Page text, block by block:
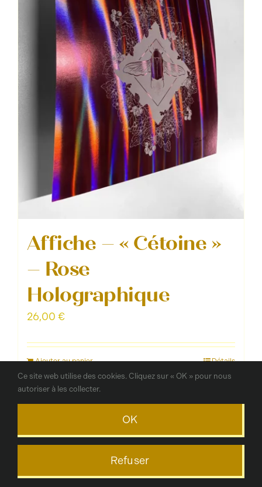
Affiche – « Cétoine »
– Rose
Holographique
26,00 €
Ajouter au panier Détails
Ce site web utilise des cookies. Cliquez sur « OK » pour nous
autoriser à les collecter.
OK
Refuser